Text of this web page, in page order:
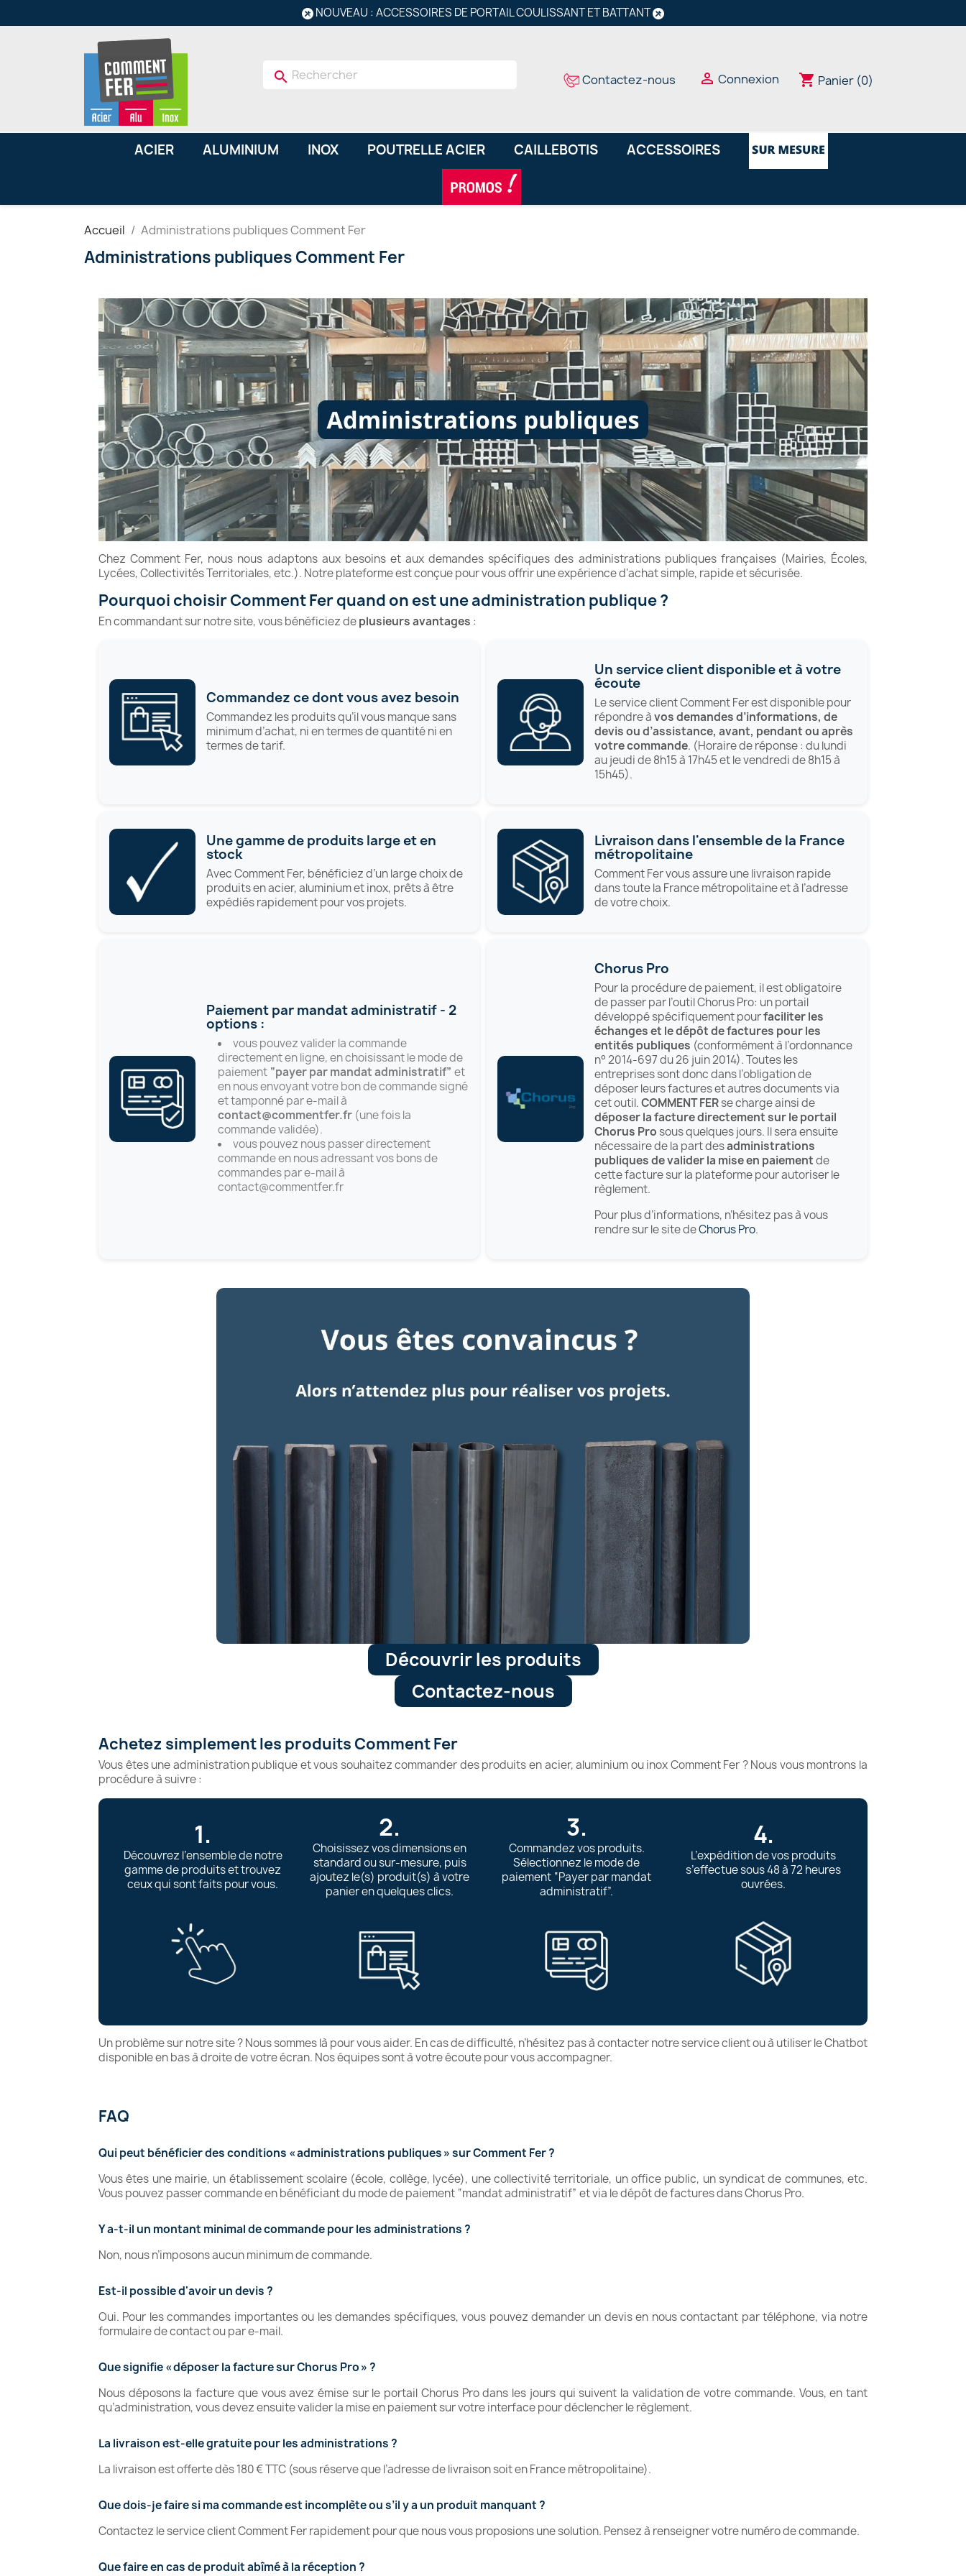
NOUVEAU : ACCESSOIRES DE PORTAIL COULISSANT ET BATTANT
search Contactez-nous  Connexion shopping_cart Panier (0)
ACIER ALUMINIUM INOX POUTRELLE ACIER CAILLEBOTIS ACCESSOIRES
Accueil Administrations publiques Comment Fer
Administrations publiques Comment Fer
Chez Comment Fer, nous nous adaptons aux besoins et aux demandes spécifiques des administrations publiques françaises (Mairies, Écoles,
Lycées, Collectivités Territoriales, etc.). Notre plateforme est conçue pour vous offrir une expérience d'achat simple, rapide et sécurisée.
Pourquoi choisir Comment Fer quand on est une administration publique ?
En commandant sur notre site, vous bénéficiez deplusieurs avantages :
Commandez ce dont vous avez besoin
Commandez les produits qu’il vous manque sans
minimum d’achat, ni en termes de quantité ni en
termes de tarif.
Un service client disponible et à votre
écoute
Le service client Comment Fer est disponible pour
répondre àvos demandes d’informations, de
devis ou d’assistance, avant, pendant ou après
votre commande. (Horaire de réponse : du lundi
au jeudi de 8h15 à 17h45 et le vendredi de 8h15 à
15h45).
Une gamme de produits large et en
stock
Avec Comment Fer, bénéficiez d’un large choix de
produits en acier, aluminium et inox, prêts à être
expédiés rapidement pour vos projets.
Livraison dans l'ensemble de la France
métropolitaine
Comment Fer vous assure une livraison rapide
dans toute la France métropolitaine et à l’adresse
de votre choix.
Paiement par mandat administratif - 2
options :
vous pouvez valider la commande
directement en ligne, en choisissant le mode de
paiement “payer par mandat administratif” et
en nous envoyant votre bon de commande signé
et tamponné par e-mail à
contact@commentfer.fr (une fois la
commande validée).
vous pouvez nous passer directement
commande en nous adressant vos bons de
commandes par e-mail à
contact@commentfer.fr
Chorus Pro
Pour la procédure de paiement, il est obligatoire
de passer par l’outil Chorus Pro: un portail
développé spécifiquement pourfaciliter les
échanges et le dépôt de factures pour les
entités publiques (conformément à l’ordonnance
n° 2014-697 du 26 juin 2014). Toutes les
entreprises sont donc dans l’obligation de
déposer leurs factures et autres documents via
cet outil.COMMENT FERse charge ainsi de
déposer la facture directement sur le portail
Chorus Pro sous quelques jours. Il sera ensuite
nécessaire de la part desadministrations
publiques de valider la mise en paiementde
cette facture sur la plateforme pour autoriser le
règlement.
Pour plus d’informations, n’hésitez pas à vous
rendre sur le site deChorus Pro.
Découvrir les produits
Contactez-nous
Achetez simplement les produits Comment Fer
Vous êtes une administration publique et vous souhaitez commander des produits en acier, aluminium ou inox Comment Fer ? Nous vous montrons la
procédure à suivre :
1.
Découvrez l’ensemble de notre
gamme de produits et trouvez
ceux qui sont faits pour vous.
2.
Choisissez vos dimensions en
standard ou sur-mesure, puis
ajoutez le(s) produit(s) à votre
panier en quelques clics.
3.
Commandez vos produits.
Sélectionnez le mode de
paiement “Payer par mandat
administratif”.
4.
L’expédition de vos produits
s’effectue sous 48 à 72 heures
ouvrées.
Un problème sur notre site ? Nous sommes là pour vous aider. En cas de difficulté, n’hésitez pas à contacter notre service client ou à utiliser le Chatbot
disponible en bas à droite de votre écran. Nos équipes sont à votre écoute pour vous accompagner.
FAQ
Qui peut bénéficier des conditions « administrations publiques » sur Comment Fer ?
Vous êtes une mairie, un établissement scolaire (école, collège, lycée), une collectivité territoriale, un office public, un syndicat de communes, etc.
Vous pouvez passer commande en bénéficiant du mode de paiement “mandat administratif” et via le dépôt de factures dans Chorus Pro.
Y a-t-il un montant minimal de commande pour les administrations ?
Non, nous n’imposons aucun minimum de commande.
Est-il possible d'avoir un devis ?
Oui. Pour les commandes importantes ou les demandes spécifiques, vous pouvez demander un devis en nous contactant par téléphone, via notre
formulaire de contact ou par e-mail.
Que signifie « déposer la facture sur Chorus Pro » ?
Nous déposons la facture que vous avez émise sur le portail Chorus Pro dans les jours qui suivent la validation de votre commande. Vous, en tant
qu’administration, vous devez ensuite valider la mise en paiement sur votre interface pour déclencher le règlement.
La livraison est-elle gratuite pour les administrations ?
La livraison est offerte dès 180 € TTC (sous réserve que l’adresse de livraison soit en France métropolitaine).
Que dois-je faire si ma commande est incomplète ou s’il y a un produit manquant ?
Contactez le service client Comment Fer rapidement pour que nous vous proposions une solution. Pensez à renseigner votre numéro de commande.
Que faire en cas de produit abîmé à la réception ?